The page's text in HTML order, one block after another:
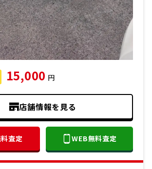
15,000 円
店舗情報を見る
査定 WEB無料査定